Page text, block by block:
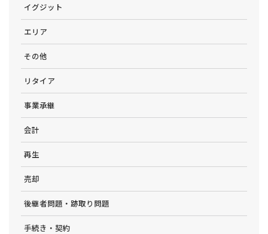
イグジット
エリア
その他
リタイア
事業承継
会計
再生
売却
後継者問題・跡取り問題
手続き・契約